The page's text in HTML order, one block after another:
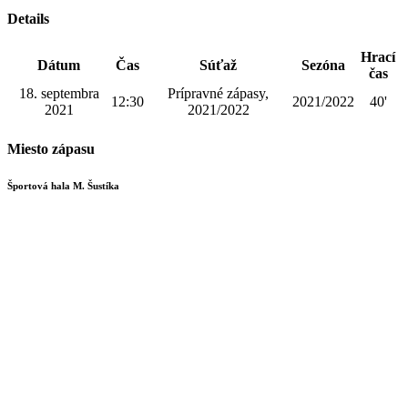
Details
Dátum Čas Súťaž Sezóna
Hrací
čas
18. septembra
2021
12:30
Prípravné zápasy,
2021/2022
2021/2022 40'
Miesto zápasu
Športová hala M. Šustíka